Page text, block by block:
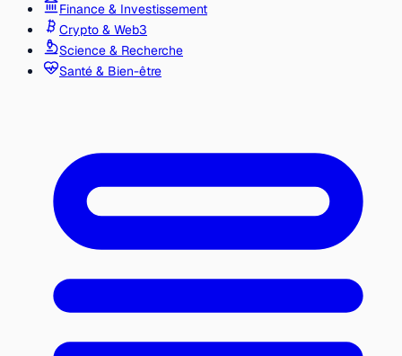
Finance & Investissement
Crypto & Web3
Science & Recherche
Santé & Bien-être